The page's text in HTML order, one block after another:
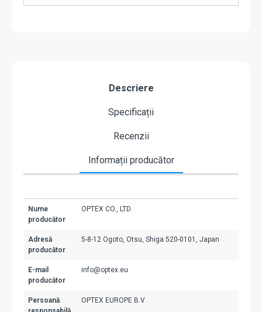
Descriere
Specificații
Recenzii
Informații producător
Nume
producător
OPTEX CO., LTD.
Adresă
producător
5-8-12 Ogoto, Otsu, Shiga 520-0101, Japan
E-mail
producător
info@optex.eu
Persoană
OPTEX EUROPE B.V